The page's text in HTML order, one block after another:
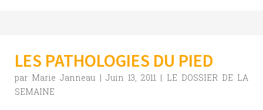
LES PATHOLOGIES DU PIED
par Marie Janneau | Juin 13, 2011 | LE DOSSIER DE LA
SEMAINE